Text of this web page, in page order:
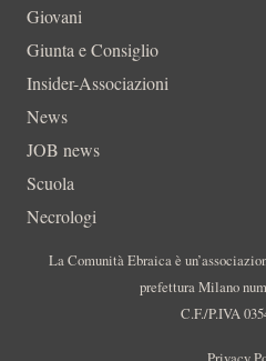
Giovani
Giunta e Consiglio
Insider-Associazioni
News
JOB news
Scuola
Necrologi
La Comunità Ebraica è
prefettura Milano
C.F./P.IVA